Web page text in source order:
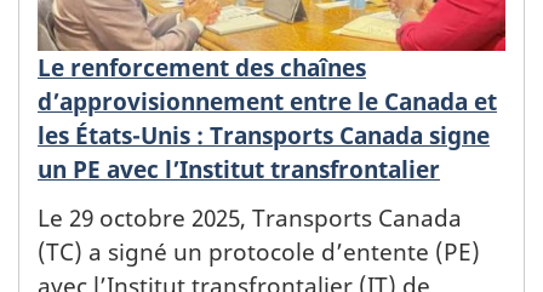
Le renforcement des chaînes
d’approvisionnement entre le Canada et
les États-Unis : Transports Canada signe
un PE avec l’Institut transfrontalier
Le 29 octobre 2025, Transports Canada
(TC) a signé un protocole d’entente (PE)